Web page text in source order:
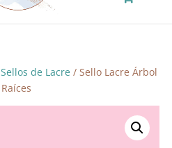
Sellos de Lacre / Sello Lacre Árbol
Raíces